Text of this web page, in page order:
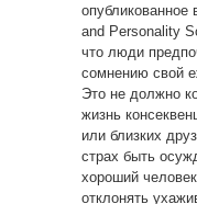
опубликованное
and Personality
что люди
сомнению свой
Это не должно
жизнь
или близких
страх быть
хороший
отклонять